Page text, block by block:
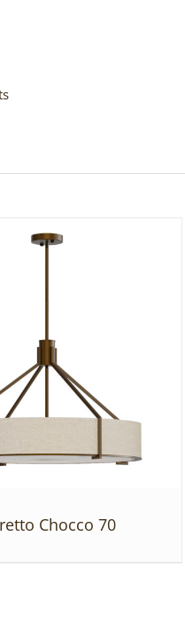
Chocco 70